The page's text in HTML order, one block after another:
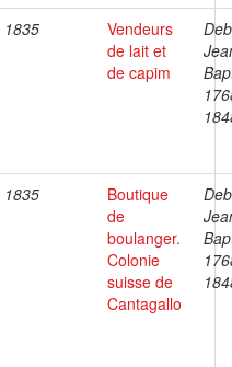
1835
Vendeurs
de lait et
de capim
1835
Boutique
de
boulanger.
Colonie
suisse de
Cantagallo